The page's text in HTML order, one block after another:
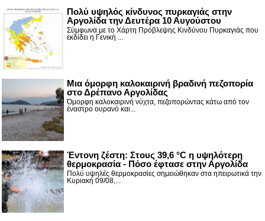
Πολύ υψηλός κίνδυνος πυρκαγιάς στην
Αργολίδα την Δευτέρα 10 Αυγούστου
Σύμφωνα με το Χάρτη Πρόβλεψης Κινδύνου Πυρκαγιάς που
εκδίδει η Γενική ...
Μια όμορφη καλοκαιρινή βραδινή πεζοπορία
στο Δρέπανο Αργολίδας
Όμορφη καλοκαιρινή νύχτα, πεζοπορώντας κάτω από τον
έναστρο ουρανό και...
Έντονη ζέστη: Στους 39,6 °C η υψηλότερη
θερμοκρασία - Πόσο έφτασε στην Αργολίδα
Πολύ υψηλές θερμοκρασίες σημειώθηκαν στα ηπειρωτικά την
Κυριακή 09/08,...